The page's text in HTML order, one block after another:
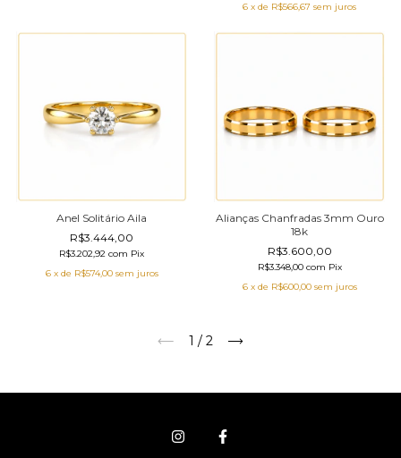
6 x de R$566,67 sem juros
Anel Solitário Aila
R$3.444,00
R$3.202,92 com Pix
6 x de R$574,00 sem juros
Alianças Chanfradas 3mm Ouro
18k
R$3.600,00
R$3.348,00 com Pix
6 x de R$600,00 sem juros
1 / 2